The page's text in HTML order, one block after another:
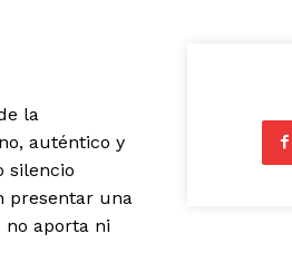
la
auténtico y
silencio
presentar una
aporta ni